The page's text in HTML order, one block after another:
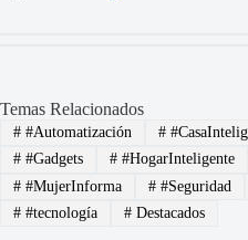
Temas Relacionados
##Automatización #
##Gadgets ##HogarInteligente
##MujerInforma ##Seguridad
##tecnología #Destacados